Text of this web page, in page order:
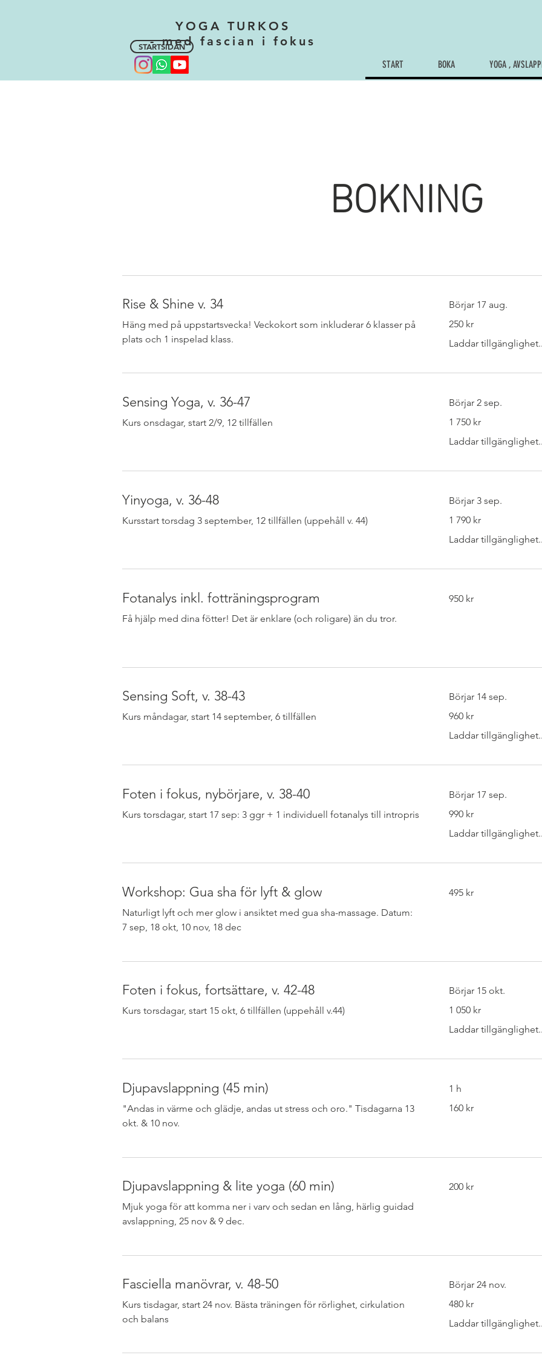
STARTSIDAN
YOGA TURKOS
- med fascian i fokus
START BOKA YOGA ,
BOKNING
Rise & Shine v. 34
Häng med på uppstartsvecka! Veckokort som inkluderar 6 klasser på
plats och 1 inspelad klass.
Börjar 17 aug.
svenska
250 kr
Laddar
Sensing Yoga, v. 36-47
Kurs onsdagar, start 2/9, 12 tillfällen
Börjar 2 sep.
svenska
1 750 kr
Laddar
Yinyoga, v. 36-48
Kursstart torsdag 3 september, 12 tillfällen (uppehåll v. 44)
Börjar 3 sep.
svenska
1 790 kr
Laddar
Fotanalys inkl. fotträningsprogram
Få hjälp med dina fötter! Det är enklare (och roligare) än du tror.
svenska
950 kr
Sensing Soft, v. 38-43
Kurs måndagar, start 14 september, 6 tillfällen
Börjar 14 sep.
svenska
960 kr
Laddar
Foten i fokus, nybörjare, v. 38-40
Kurs torsdagar, start 17 sep: 3 ggr + 1 individuell fotanalys till intropris
Börjar 17 sep.
svenska
990 kr
Laddar
Workshop: Gua sha för lyft & glow
Naturligt lyft och mer glow i ansiktet med gua sha-massage. Datum:
7 sep, 18 okt, 10 nov, 18 dec
svenska
495 kr
Foten i fokus, fortsättare, v. 42-48
Kurs torsdagar, start 15 okt, 6 tillfällen (uppehåll v.44)
Börjar 15 okt.
svenska
1 050 kr
Laddar
Djupavslappning (45 min)
"Andas in värme och glädje, andas ut stress och oro." Tisdagarna 13
okt. & 10 nov.
1 h
svenska
160 kr
Djupavslappning & lite yoga (60 min)
Mjuk yoga för att komma ner i varv och sedan en lång, härlig guidad
avslappning, 25 nov & 9 dec.
svenska
200 kr
Fasciella manövrar, v. 48-50
Kurs tisdagar, start 24 nov. Bästa träningen för rörlighet, cirkulation
och balans
Börjar 24 nov.
svenska
480 kr
Laddar